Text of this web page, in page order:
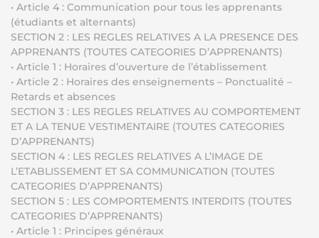
• Article 4 : Communication pour tous les apprenants
(étudiants et alternants)
SECTION 2 : LES REGLES RELATIVES A LA PRESENCE DES
APPRENANTS (TOUTES CATEGORIES D’APPRENANTS)
• Article 1 : Horaires d’ouverture de l’établissement
• Article 2 : Horaires des enseignements – Ponctualité –
Retards et absences
SECTION 3 : LES REGLES RELATIVES AU COMPORTEMENT
ET A LA TENUE VESTIMENTAIRE (TOUTES CATEGORIES
D’APPRENANTS)
SECTION 4 : LES REGLES RELATIVES A L’IMAGE DE
L’ETABLISSEMENT ET SA COMMUNICATION (TOUTES
CATEGORIES D’APPRENANTS)
SECTION 5 : LES COMPORTEMENTS INTERDITS (TOUTES
CATEGORIES D’APPRENANTS)
• Article 1 : Principes généraux